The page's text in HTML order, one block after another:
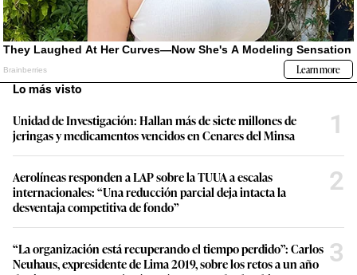
Lo más visto
Unidad de Investigación: Hallan más de siete millones de
jeringas y medicamentos vencidos en Cenares del Minsa
1
Aerolíneas responden a LAP sobre la TUUA a escalas
internacionales: “Una reducción parcial deja intacta la
desventaja competitiva de fondo”
2
“La organización está recuperando el tiempo perdido”: Carlos
Neuhaus, expresidente de Lima 2019, sobre los retos a un año
3